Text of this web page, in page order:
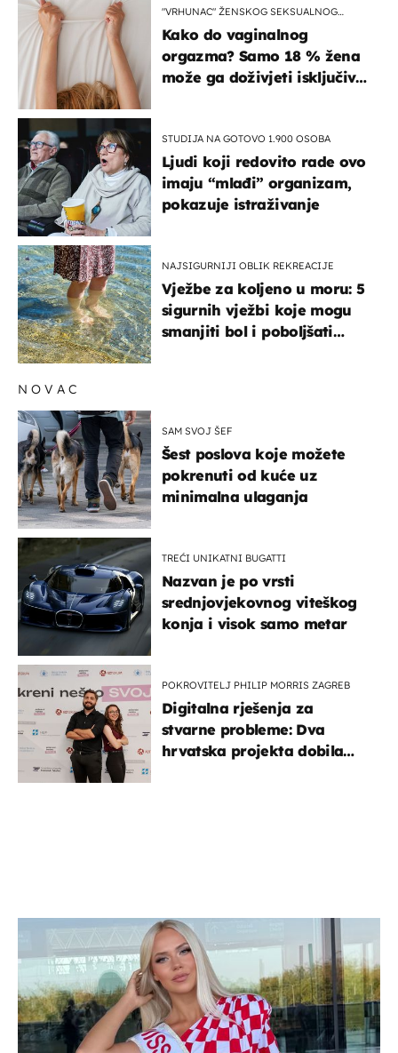
"VRHUNAC" ŽENSKOG SEKSUALNOG
Kako do vaginalnog
orgazma? Samo 18 % žena
može ga doživjeti isključivo
STUDIJA NA GOTOVO 1.900 OSOBA
Ljudi koji redovito rade ovo
imaju “mlađi” organizam,
pokazuje istraživanje
NAJSIGURNIJI OBLIK REKREACIJE
Vježbe za koljeno u moru: 5
sigurnih vježbi koje mogu
smanjiti bol i poboljšati
NOVAC
SAM SVOJ ŠEF
Šest poslova koje možete
pokrenuti od kuće uz
minimalna ulaganja
TREĆI UNIKATNI BUGATTI
Nazvan je po vrsti
srednjovjekovnog viteškog
konja i visok samo metar
POKROVITELJ PHILIP MORRIS ZAGREB
Digitalna rješenja za
stvarne probleme: Dva
hrvatska projekta dobila